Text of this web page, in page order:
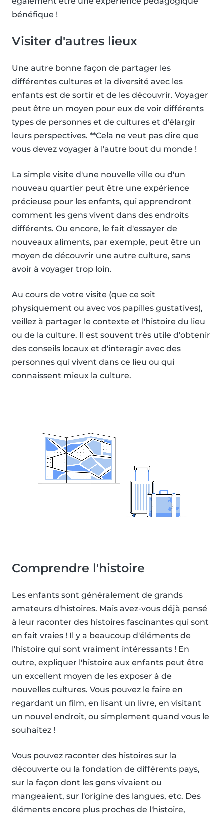
bénéfique !
Visiter d'autres lieux
Une autre bonne façon de partager les
différentes cultures et la diversité avec les
enfants est de sortir et de les découvrir. Voyager
peut être un moyen pour eux de voir différents
types de personnes et de cultures et d'élargir
leurs perspectives. **Cela ne veut pas dire que
vous devez voyager à l'autre bout du monde !
La simple visite d'une nouvelle ville ou d'un
nouveau quartier peut être une expérience
précieuse pour les enfants, qui apprendront
comment les gens vivent dans des endroits
différents. Ou encore, le fait d'essayer de
nouveaux aliments, par exemple, peut être un
moyen de découvrir une autre culture, sans
avoir à voyager trop loin.
Au cours de votre visite (que ce soit
physiquement ou avec vos papilles gustatives),
veillez à partager le contexte et l'histoire du lieu
ou de la culture. Il est souvent très utile d'obtenir
des conseils locaux et d'interagir avec des
personnes qui vivent dans ce lieu ou qui
connaissent mieux la culture.
Comprendre l'histoire
Les enfants sont généralement de grands
amateurs d'histoires. Mais avez-vous déjà pensé
à leur raconter des histoires fascinantes qui sont
en fait vraies ! Il y a beaucoup d'éléments de
l'histoire qui sont vraiment intéressants ! En
outre, expliquer l'histoire aux enfants peut être
un excellent moyen de les exposer à de
nouvelles cultures. Vous pouvez le faire en
regardant un film, en lisant un livre, en visitant
un nouvel endroit, ou simplement quand vous le
souhaitez !
Vous pouvez raconter des histoires sur la
découverte ou la fondation de différents pays,
sur la façon dont les gens vivaient ou
mangeaient, sur l'origine des langues, etc. Des
éléments encore plus proches de l'histoire,